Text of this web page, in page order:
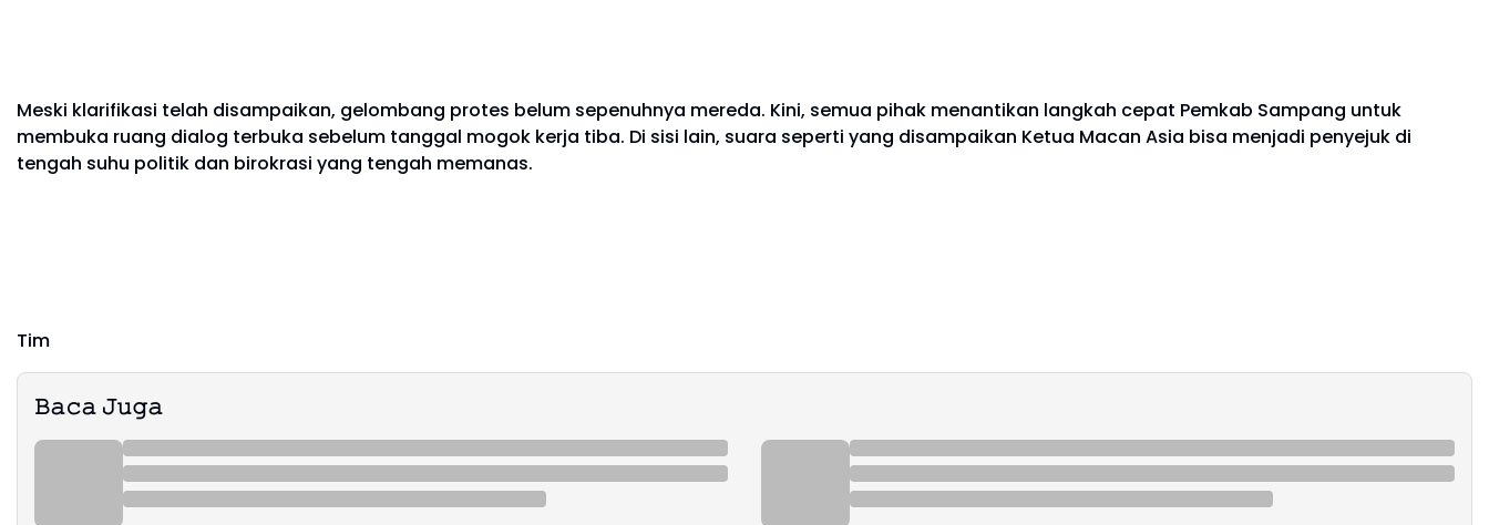
Meski klarifikasi telah disampaikan, gelombang protes belum sepenuhnya mereda. Kini, semua pihak menantikan langkah cepat Pemkab Sampang untuk
membuka ruang dialog terbuka sebelum tanggal mogok kerja tiba. Di sisi lain, suara seperti yang disampaikan Ketua Macan Asia bisa menjadi penyejuk di
tengah suhu politik dan birokrasi yang tengah memanas.
Tim
𝙱𝚊𝚌𝚊 𝙹𝚞𝚐𝚊